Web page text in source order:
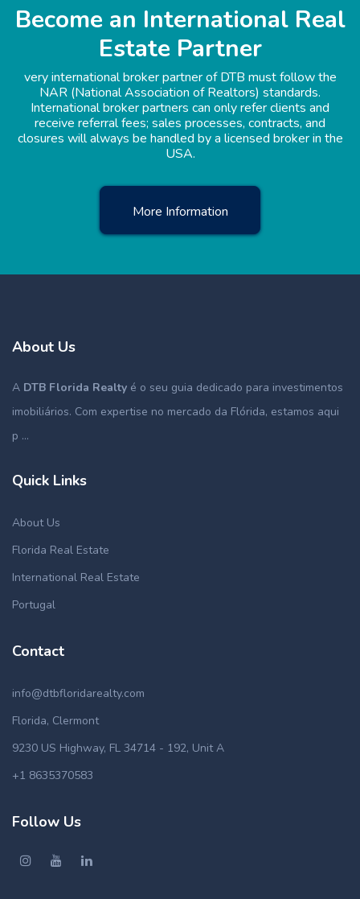
Become an International Real
Estate Partner
very international broker partner of DTB must follow the
NAR (National Association of Realtors) standards.
International broker partners can only refer clients and
receive referral fees; sales processes, contracts, and
closures will always be handled by a licensed broker in the
USA.
More Information
About Us
A DTB Florida Realty é o seu guia dedicado para investimentos
imobiliários. Com expertise no mercado da Flórida, estamos aqui
p ...
Quick Links
About Us
Florida Real Estate
International Real Estate
Portugal
Contact
info@dtbfloridarealty.com
Florida, Clermont
9230 US Highway, FL 34714 - 192, Unit A
+1 8635370583
Follow Us